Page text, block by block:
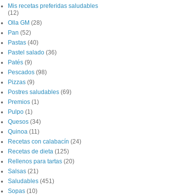
Mis recetas preferidas saludables
(12)
Olla GM (28)
Pan (52)
Pastas (40)
Pastel salado (36)
Patés (9)
Pescados (98)
Pizzas (9)
Postres saludables (69)
Premios (1)
Pulpo (1)
Quesos (34)
Quinoa (11)
Recetas con calabacín (24)
Recetas de dieta (125)
Rellenos para tartas (20)
Salsas (21)
Saludables (451)
Sopas (10)